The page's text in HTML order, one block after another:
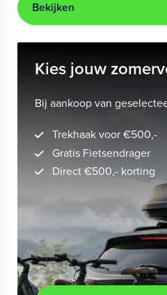
Bekijken
Kies jouw
Bij aankoop van
Trekhaak voor €500,-
Gratis Fietsendrager
Direct €500,- korting